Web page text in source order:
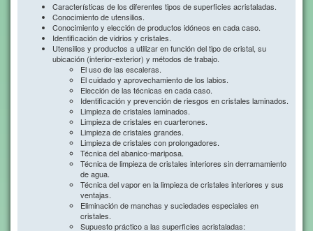
Características de los diferentes tipos de superficies acristaladas.
Conocimiento de utensilios.
Conocimiento y elección de productos idóneos en cada caso.
Identificación de vidrios y cristales.
Utensilios y productos a utilizar en función del tipo de cristal, su
ubicación (interior-exterior) y métodos de trabajo.
El uso de las escaleras.
El cuidado y aprovechamiento de los labios.
Elección de las técnicas en cada caso.
Identificación y prevención de riesgos en cristales laminados.
Limpieza de cristales laminados.
Limpieza de cristales en cuarterones.
Limpieza de cristales grandes.
Limpieza de cristales con prolongadores.
Técnica del abanico-mariposa.
Técnica de limpieza de cristales interiores sin derramamiento
de agua.
Técnica del vapor en la limpieza de cristales interiores y sus
ventajas.
Eliminación de manchas y suciedades especiales en
cristales.
Supuesto práctico a las superficies acristaladas: